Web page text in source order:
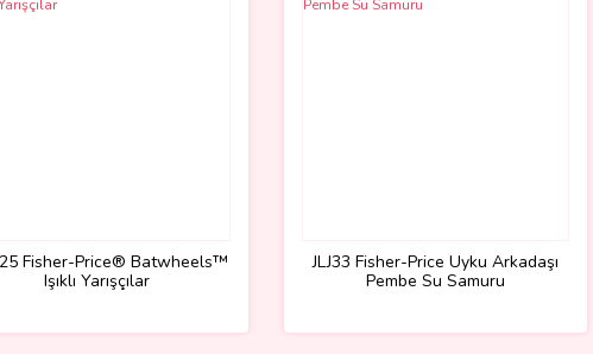
Fisher-Price® Batwheels™
Işıklı Yarışçılar
JLJ33 Fisher-Price Uyku Arkadaşı
Pembe Su Samuru